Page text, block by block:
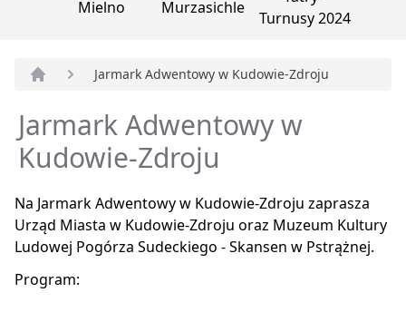
Jarmark Adwentowy w Kudowie-Zdroju
Jarmark Adwentowy w
Kudowie-Zdroju
Na Jarmark Adwentowy w Kudowie-Zdroju zaprasza
Urząd Miasta w Kudowie-Zdroju oraz Muzeum Kultury
Ludowej Pogórza Sudeckiego - Skansen w Pstrążnej.
Program: